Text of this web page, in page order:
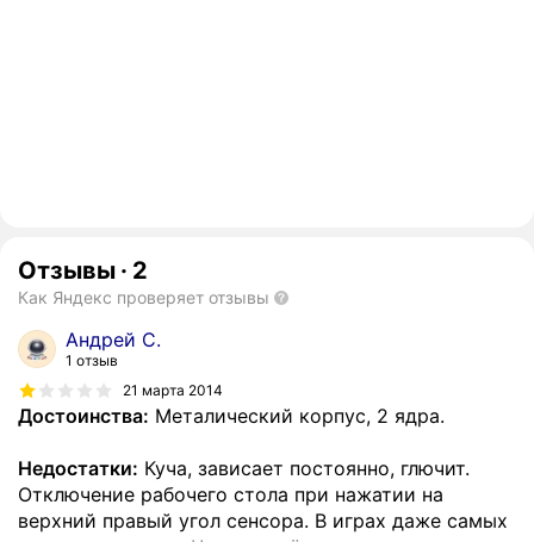
Отзывы · 2
Как Яндекс проверяет отзывы
Андрей С.
1 отзыв
21 марта 2014
Достоинства: Металический корпус, 2 ядра.
Недостатки: Куча, зависает постоянно, глючит.
Отключение рабочего стола при нажатии на
верхний правый угол сенсора. В играх даже самых